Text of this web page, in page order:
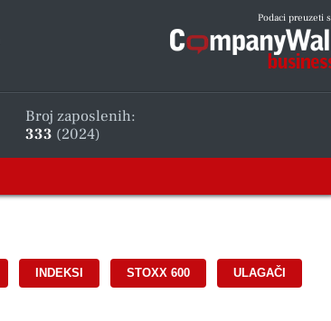
Podaci preuzeti
Broj zaposlenih:
333 (2024)
INDEKSI STOXX 600 ULAGAČI